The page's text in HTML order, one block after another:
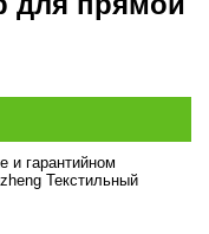
и гарантийном
Текстильный